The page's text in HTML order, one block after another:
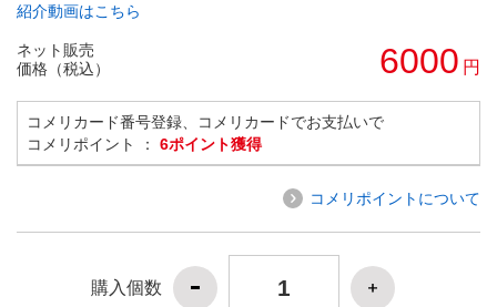
紹介動画はこちら
ネット販売
価格（税込）
6000 円
コメリカード番号登録、コメリカードでお支払いで
コメリポイント ： 6ポイント獲得
コメリポイントについて
購入個数